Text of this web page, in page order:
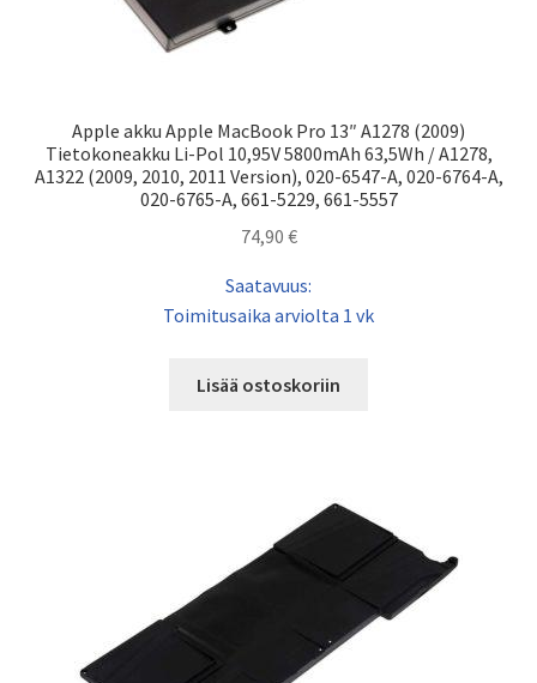
Apple akku Apple MacBook Pro 13″ A1278 (2009)
Tietokoneakku Li-Pol 10,95V 5800mAh 63,5Wh / A1278,
A1322 (2009, 2010, 2011 Version), 020-6547-A, 020-6764-A,
020-6765-A, 661-5229, 661-5557
74,90 €
Saatavuus:
Toimitusaika arviolta 1 vk
Lisää ostoskoriin